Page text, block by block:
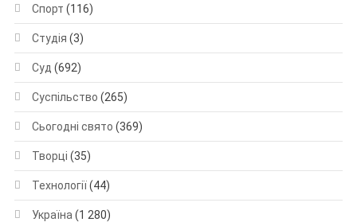
Спорт (116)
Студія (3)
Суд (692)
Суспільство (265)
Сьогодні свято (369)
Творці (35)
Технології(44)
Україна (1 280)